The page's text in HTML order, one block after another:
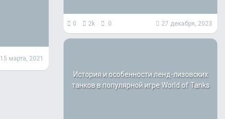
15 марта, 2021
0 2k 0 27 декабря, 2023
История и особенности ленд-лизовских
танков в популярной игре World of Tanks